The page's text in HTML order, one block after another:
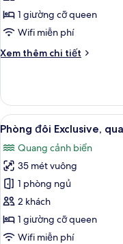
Executive,
quang
biển
1 giường cỡ queen
Wifi miễn phí
Xem thêm chi tiết
Chi
Studio
Suite
Executive,
quang
cảnh
biển
Xem
tất
cả
ảnh
Phòng
đôi
Exclusive,
quang
6
Phòng đôi Exclusive,
Quang cảnh biển
35 mét vuông
1 phòng ngủ
2 khách
1 giường cỡ queen
Wifi miễn phí